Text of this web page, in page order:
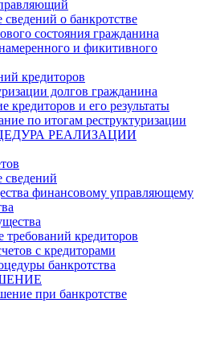
о банкротстве
состояния гражданина
и фикитивного
кредиторов
долгов гражданина
кредиторов и его результаты
по итогам реструктуризации
РЕАЛИЗАЦИИ
сведений
финансовому управляющему
требований кредиторов
с кредиторами
банкротства
при банкротстве